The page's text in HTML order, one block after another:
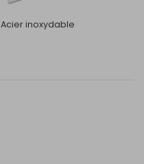
Acier inoxydable